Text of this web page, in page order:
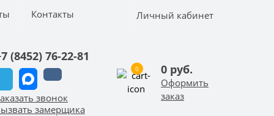
Контакты Личный кабинет
(8452) 76-22-81
звонок
замерщика
0 0 руб.
Оформить
заказ